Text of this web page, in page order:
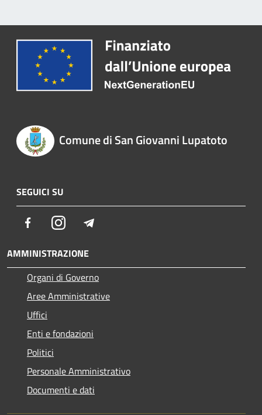
Comune di San Giovanni Lupatoto
SEGUICI SU
FacebookInstagram
AMMINISTRAZIONE
Organi di Governo
Aree Amministrative
Uffici
Enti e fondazioni
Politici
Personale Amministrativo
Documenti e dati